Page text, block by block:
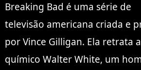
Breaking Bad é uma série de
televisão americana criada e
por Vince Gilligan. Ela retrata
químico Walter White, um